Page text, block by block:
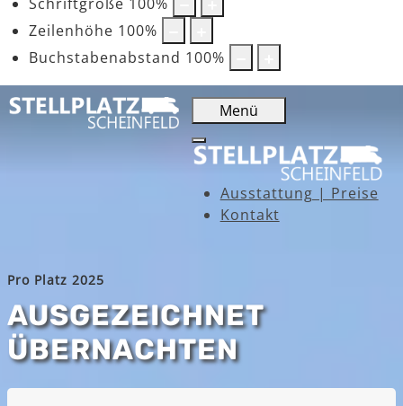
Zeilenhöhe 100%
Buchstabenabstand 100%
Menü
Ausstattung | Preise
Kontakt
Pro Platz 2025
AUSGEZEICHNET
ÜBERNACHTEN